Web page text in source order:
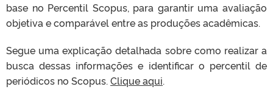
base no Percentil Scopus, para garantir uma avaliação
objetiva e comparável entre as produções acadêmicas.
Segue uma explicação detalhada sobre como realizar a
busca dessas informações e identificar o percentil de
periódicos no Scopus. Clique aqui.